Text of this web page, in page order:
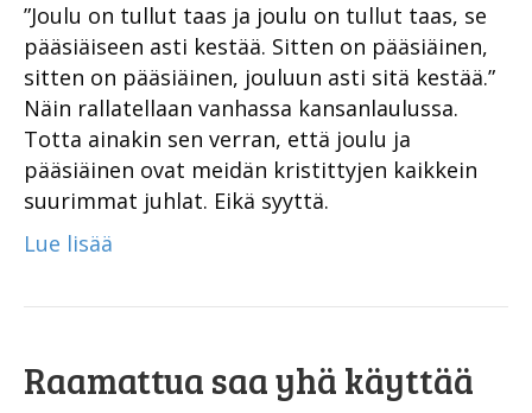
”Joulu on tullut taas ja joulu on tullut taas, se
pääsiäiseen asti kestää. Sitten on pääsiäinen,
sitten on pääsiäinen, jouluun asti sitä kestää.”
Näin rallatellaan vanhassa kansanlaulussa.
Totta ainakin sen verran, että joulu ja
pääsiäinen ovat meidän kristittyjen kaikkein
suurimmat juhlat. Eikä syyttä.
Lue lisää
Raamattua saa yhä käyttää